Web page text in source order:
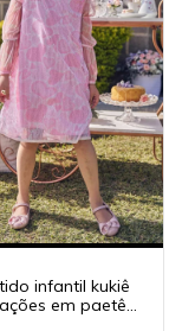
infantil kukiê
em paetê